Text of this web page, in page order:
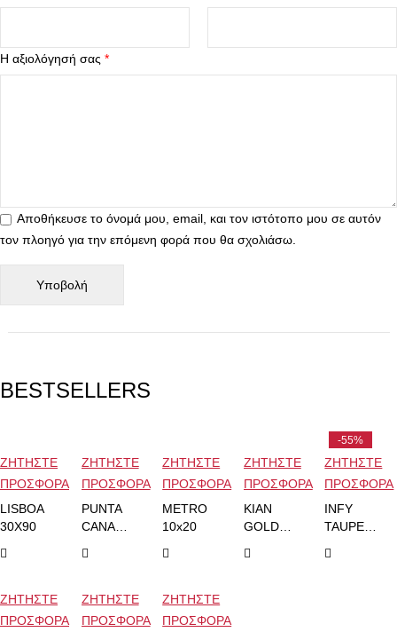
Η αξιολόγησή σας *
Αποθήκευσε το όνομά μου, email, και τον ιστότοπο μου σε αυτόν
τον πλοηγό για την επόμενη φορά που θα σχολιάσω.
BESTSELLERS
ΖΗΤΗΣΤΕ
ΠΡΟΣΦΟΡΑ
LISBOA
30X90
ΖΗΤΗΣΤΕ
ΠΡΟΣΦΟΡΑ
PUNTA
CANA
ΖΗΤΗΣΤΕ
ΠΡΟΣΦΟΡΑ
METRO
10x20
ΖΗΤΗΣΤΕ
ΠΡΟΣΦΟΡΑ
KIAN
GOLD
-55%
ΖΗΤΗΣΤΕ
ΠΡΟΣΦΟΡΑ
INFY
TAUPE
ΖΗΤΗΣΤΕ
ΠΡΟΣΦΟΡΑ
ΖΗΤΗΣΤΕ
ΠΡΟΣΦΟΡΑ
ΖΗΤΗΣΤΕ
ΠΡΟΣΦΟΡΑ